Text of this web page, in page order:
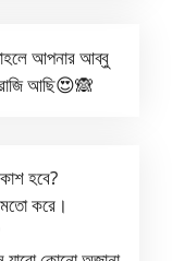
আপনার আব্বু
আছি😍🙈
হবে?
মতো করে।